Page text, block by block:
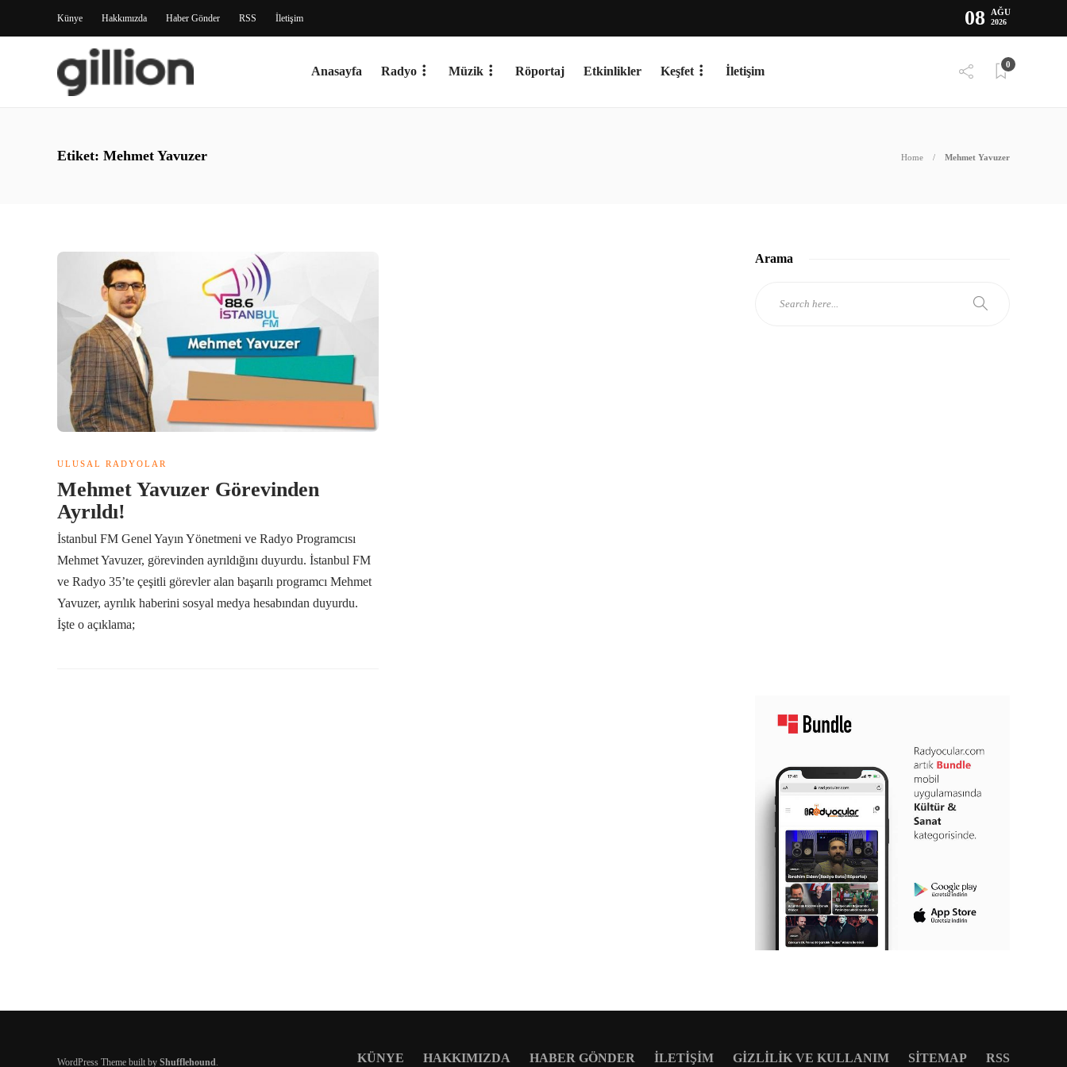
Künye Hakkımızda Haber Gönder RSS İletişim 08 AĞU
2026
Anasayfa Radyo Müzik Röportaj Etkinlikler Keşfet İletişim 0
Etiket: Mehmet Yavuzer Home Mehmet Yavuzer
ULUSAL RADYOLAR
Mehmet Yavuzer Görevinden
Ayrıldı!
İstanbul FM Genel Yayın Yönetmeni ve Radyo Programcısı
Mehmet Yavuzer, görevinden ayrıldığını duyurdu. İstanbul FM
ve Radyo 35’te çeşitli görevler alan başarılı programcı Mehmet
Yavuzer, ayrılık haberini sosyal medya hesabından duyurdu.
İşte o açıklama;
Arama
WordPress Theme built by Shufflehound. KÜNYE HAKKIMIZDA HABER GÖNDER İLETIŞIM GIZLILIK VE KULLANIM SITEMAP RSS